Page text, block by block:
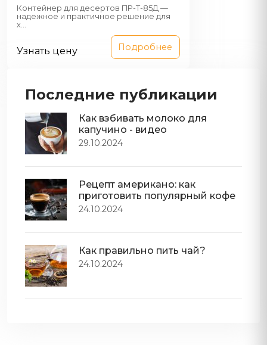
Контейнер для десертов ПР-Т-85Д —
надежное и практичное решение для
х...
Узнать цену Подробнее
Последние публикации
Как взбивать молоко для
капучино - видео
29.10.2024
Рецепт американо: как
приготовить популярный кофе
24.10.2024
Как правильно пить чай?
24.10.2024